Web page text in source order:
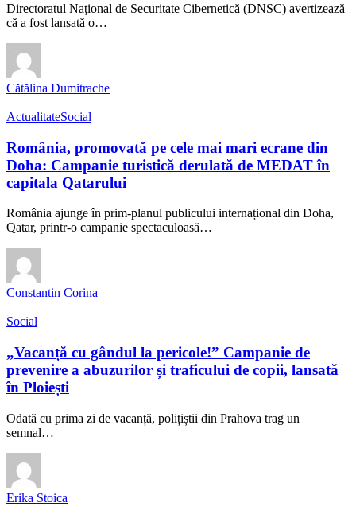
Directoratul Naţional de Securitate Cibernetică (DNSC) avertizează
că a fost lansată o…
Cătălina Dumitrache
ActualitateSocial
România, promovată pe cele mai mari ecrane din
Doha: Campanie turistică derulată de MEDAT în
capitala Qatarului
România ajunge în prim-planul publicului internațional din Doha,
Qatar, printr-o campanie spectaculoasă…
Constantin Corina
Social
„Vacanță cu gândul la pericole!” Campanie de
prevenire a abuzurilor și traficului de copii, lansată
în Ploiești
Odată cu prima zi de vacanță, polițiștii din Prahova trag un
semnal…
Erika Stoica